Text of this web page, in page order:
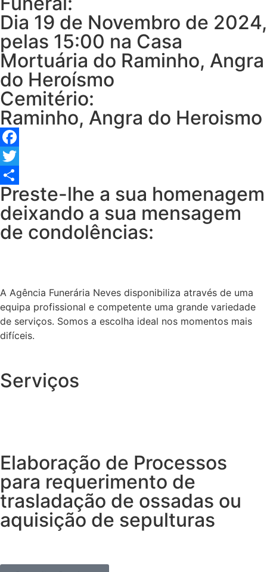
Dia 19 de Novembro de 2024,
pelas 15:00 na Casa
Mortuária do Raminho, Angra
do Heroísmo
Cemitério:
Raminho, Angra do Heroismo
Facebook
Twitter
Share
Preste-lhe a sua homenagem
deixando a sua mensagem
de condolências:
A Agência Funerária Neves disponibiliza através de uma
equipa profissional e competente uma grande variedade
de serviços. Somos a escolha ideal nos momentos mais
difíceis.
Serviços
Elaboração de Processos
para requerimento de
trasladação de ossadas ou
aquisição de sepulturas